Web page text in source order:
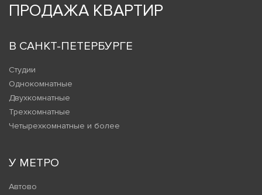
ПРОДАЖА КВАРТИР
В САНКТ-ПЕТЕРБУРГЕ
Студии
Однокомнатные
Двухкомнатные
Трехкомнатные
Четырехкомнатные и более
У МЕТРО
Автово